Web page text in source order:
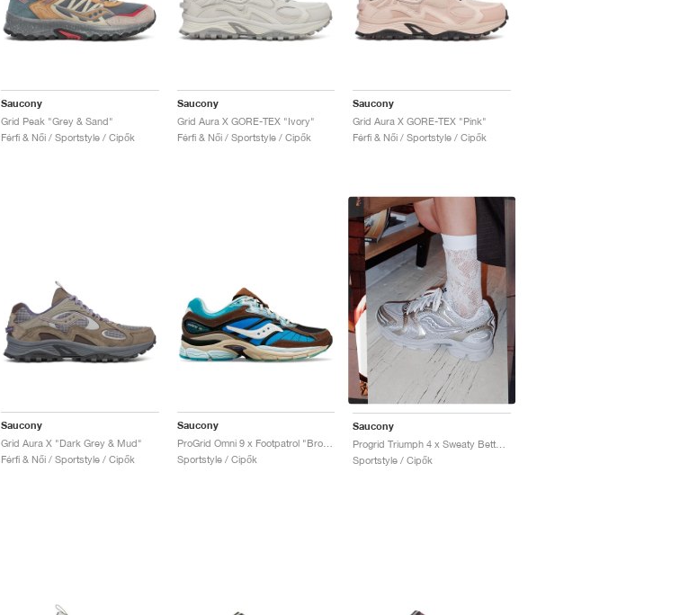
Saucony
Grid Peak "Grey & Sand"
Férfi & Női / Sportstyle / Cipők
Saucony
Grid Aura X GORE-TEX "Ivory"
Férfi & Női / Sportstyle / Cipők
Saucony
Grid Aura X GORE-TEX "Pink"
Férfi & Női / Sportstyle / Cipők
Saucony
Grid Aura X "Dark Grey & Mud"
Férfi & Női / Sportstyle / Cipők
Saucony
ProGrid Omni 9 x Footpatrol "Brown & Blue"
Sportstyle / Cipők
Saucony
Sportstyle / Cipők